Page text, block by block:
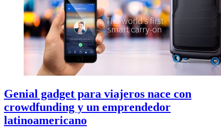
Genial gadget para viajeros nace con
crowdfunding y un emprendedor
latinoamericano